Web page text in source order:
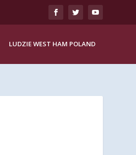
LUDZIE WEST HAM POLAND